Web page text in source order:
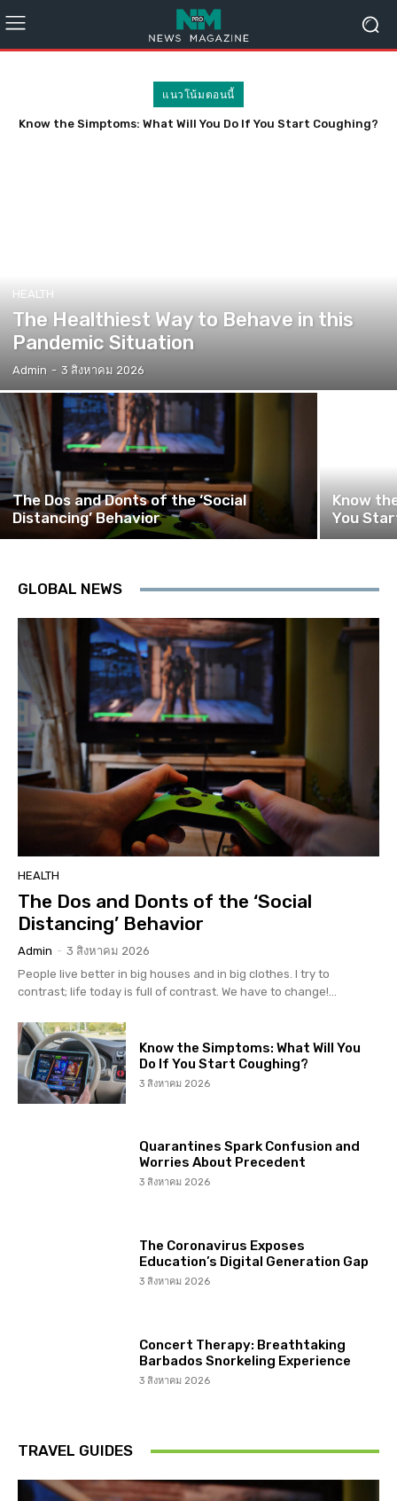
แนวโน้มตอนนี้
Know the Simptoms: What Will You Do If You Start Coughing?
HEALTH
The Healthiest Way to Behave in this
Pandemic Situation
Admin - 3 สิงหาคม 2026
The Dos and Donts of the ‘Social
Distancing’ Behavior
Know
You
GLOBAL NEWS
HEALTH
The Dos and Donts of the ‘Social
Distancing’ Behavior
Admin - 3 สิงหาคม 2026
People live better in big houses and in big clothes. I try to
contrast; life today is full of contrast. We have to change!...
Know the Simptoms: What Will You
Do If You Start Coughing?
3 สิงหาคม 2026
Quarantines Spark Confusion and
Worries About Precedent
3 สิงหาคม 2026
The Coronavirus Exposes
Education’s Digital Generation Gap
3 สิงหาคม 2026
Concert Therapy: Breathtaking
Barbados Snorkeling Experience
3 สิงหาคม 2026
TRAVEL GUIDES